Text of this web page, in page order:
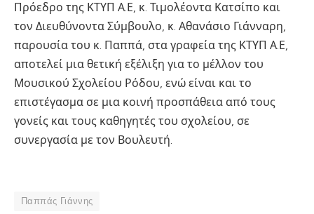
Πρόεδρο της ΚΤΥΠ Α.Ε, κ. Τιμολέοντα Κατσίπο και
τον Διευθύνοντα Σύμβουλο, κ. Αθανάσιο Γιάνναρη,
παρουσία του κ. Παππά, στα γραφεία της ΚΤΥΠ Α.Ε,
αποτελεί μια θετική εξέλιξη για το μέλλον του
Μουσικού Σχολείου Ρόδου, ενώ είναι και το
επιστέγασμα σε μια κοινή προσπάθεια από τους
γονείς και τους καθηγητές του σχολείου, σε
συνεργασία με τον Βουλευτή.
Παππάς Γιάννης